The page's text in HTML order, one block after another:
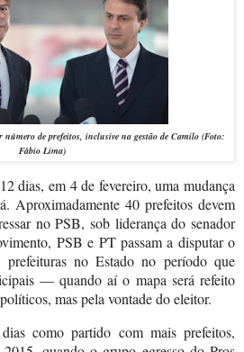
de prefeitos, inclusive na gestão de Camilo (Foto:
Fábio Lima)
dias, em 4 de fevereiro, uma mudança
Aproximadamente 40 prefeitos devem
no PSB, sob liderança do senador
PSB e PT passam a disputar o
no Estado no período que
— quando aí o mapa será refeito
mas pela vontade do eleitor.
como partido com mais prefeitos,